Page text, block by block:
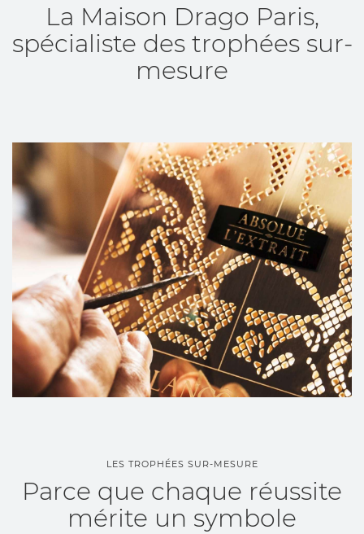
La Maison Drago Paris,
spécialiste des trophées sur-
mesure
LES TROPHÉES SUR-MESURE
Parce que chaque réussite
mérite un symbole